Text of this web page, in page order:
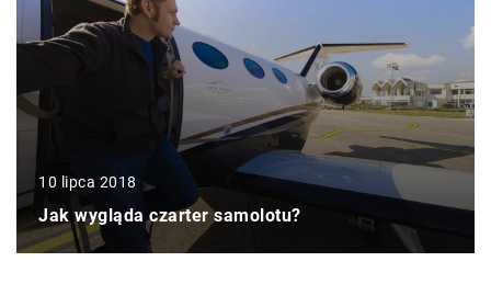
10 lipca 2018
Jak wygląda czarter samolotu?